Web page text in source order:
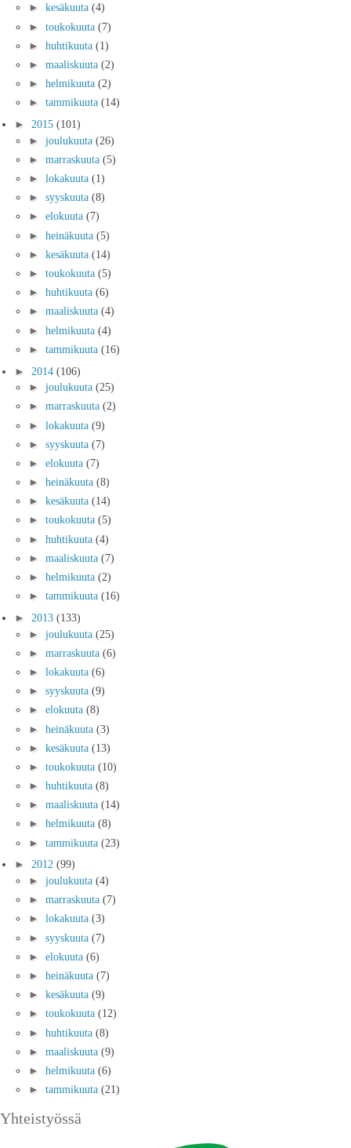
► kesäkuuta (4)
► toukokuuta (7)
► huhtikuuta (1)
► maaliskuuta (2)
► helmikuuta (2)
► tammikuuta (14)
► 2015 (101)
► joulukuuta (26)
► marraskuuta (5)
► lokakuuta (1)
► syyskuuta (8)
► elokuuta (7)
► heinäkuuta (5)
► kesäkuuta (14)
► toukokuuta (5)
► huhtikuuta (6)
► maaliskuuta (4)
► helmikuuta (4)
► tammikuuta (16)
► 2014 (106)
► joulukuuta (25)
► marraskuuta (2)
► lokakuuta (9)
► syyskuuta (7)
► elokuuta (7)
► heinäkuuta (8)
► kesäkuuta (14)
► toukokuuta (5)
► huhtikuuta (4)
► maaliskuuta (7)
► helmikuuta (2)
► tammikuuta (16)
► 2013 (133)
► joulukuuta (25)
► marraskuuta (6)
► lokakuuta (6)
► syyskuuta (9)
► elokuuta (8)
► heinäkuuta (3)
► kesäkuuta (13)
► toukokuuta (10)
► huhtikuuta (8)
► maaliskuuta (14)
► helmikuuta (8)
► tammikuuta (23)
► 2012 (99)
► joulukuuta (4)
► marraskuuta (7)
► lokakuuta (3)
► syyskuuta (7)
► elokuuta (6)
► heinäkuuta (7)
► kesäkuuta (9)
► toukokuuta (12)
► huhtikuuta (8)
► maaliskuuta (9)
► helmikuuta (6)
► tammikuuta (21)
Yhteistyössä